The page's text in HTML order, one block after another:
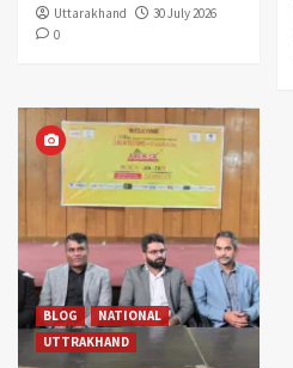
Uttarakhand
30 July 2026
0
BLOG
NATIONAL
UTTRAKHAND